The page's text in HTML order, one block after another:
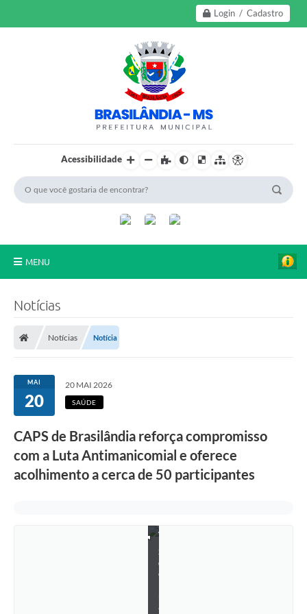
Login / Cadastro
Acessibilidade
MENU
Transparência
Câmara Municipal
e-SIC
Tributação
Notícias
Notícias Notícia
MAI
20
20 MAI 2026
SAÚDE
CAPS de Brasilândia reforça compromisso
com a Luta Antimanicomial e oferece
acolhimento a cerca de 50 participantes
A
S
d
e
a